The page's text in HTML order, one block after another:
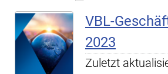
VBL-
2023
Zuletzt